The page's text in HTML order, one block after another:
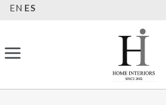
EN ES